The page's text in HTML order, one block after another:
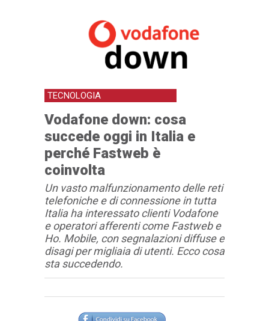
TECNOLOGIA
Vodafone down: cosa
succede oggi in Italia e
perché Fastweb è
coinvolta
Un vasto malfunzionamento delle reti
telefoniche e di connessione in tutta
Italia ha interessato clienti Vodafone
e operatori afferenti come Fastweb e
Ho. Mobile, con segnalazioni diffuse e
disagi per migliaia di utenti. Ecco cosa
sta succedendo.
Articolo
Testo articolo principale